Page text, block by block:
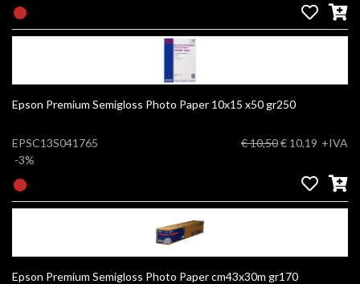
Epson Premium Semigloss Photo Paper 10x15 x50 gr250
EPSC13S041765
-3%
€ 10,50€ 10,19 +IVA
Epson Premium Semigloss Photo Paper cm43x30m gr170